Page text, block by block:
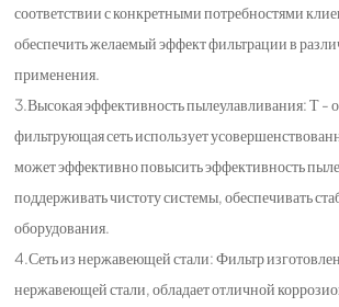
соответствии с конкретными потребностями
обеспечить желаемый эффект фильтрации в
применения.
3.Высокая эффективность пылеулавливания: Т -
фильтрующая сеть использует
может эффективно повысить эффективность
поддерживать чистоту системы, обеспечивать
оборудования.
4.Сеть из нержавеющей стали: Фильтр
нержавеющей стали, обладает отличной